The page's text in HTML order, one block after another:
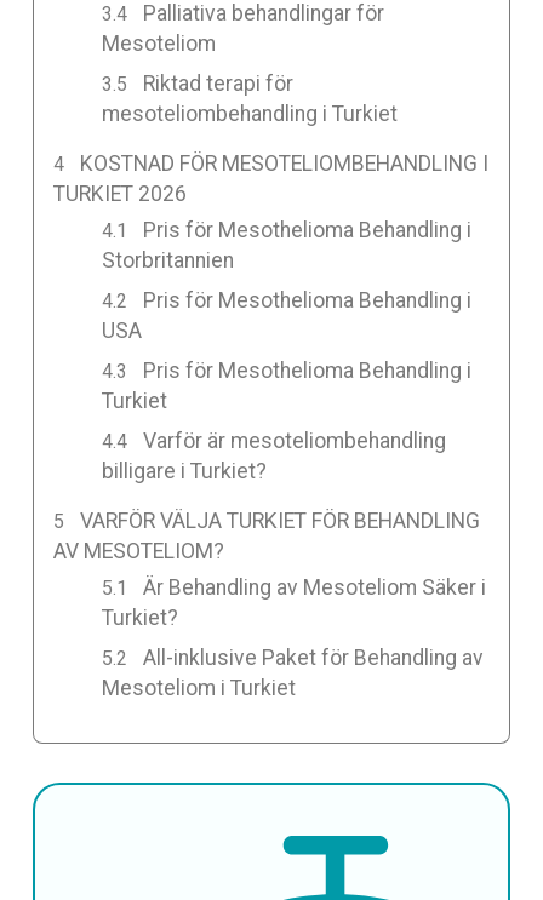
Palliativa behandlingar för
Mesoteliom
Riktad terapi för
mesoteliombehandling i Turkiet
KOSTNAD FÖR MESOTELIOMBEHANDLING I
TURKIET 2026
Pris för Mesothelioma Behandling i
Storbritannien
Pris för Mesothelioma Behandling i
USA
Pris för Mesothelioma Behandling i
Turkiet
Varför är mesoteliombehandling
billigare i Turkiet?
VARFÖR VÄLJA TURKIET FÖR BEHANDLING
AV MESOTELIOM?
Är Behandling av Mesoteliom Säker i
Turkiet?
All-inklusive Paket för Behandling av
Mesoteliom i Turkiet